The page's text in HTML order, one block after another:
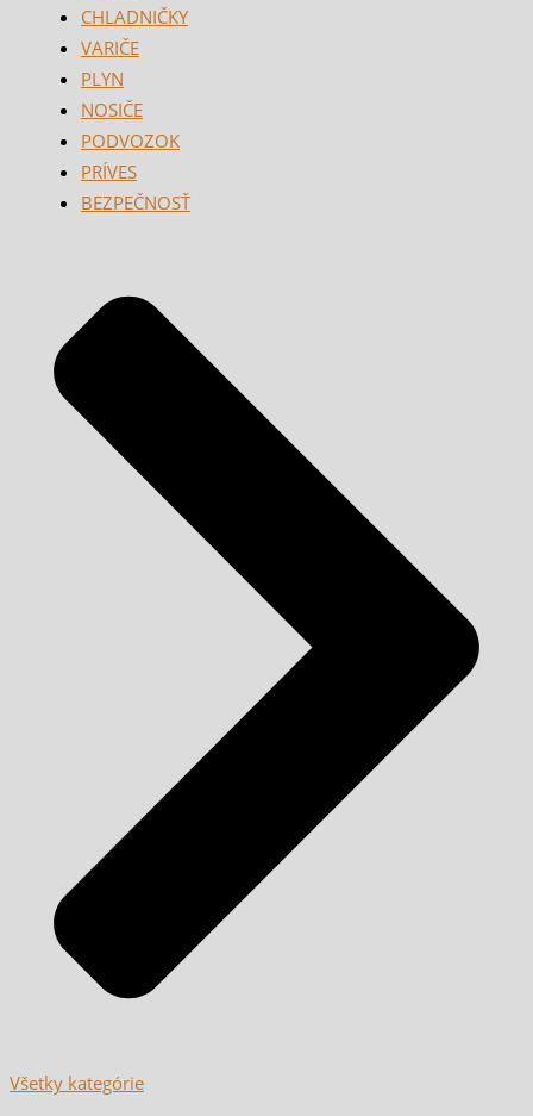
CHLADNIČKY
VARIČE
PLYN
NOSIČE
PODVOZOK
PRÍVES
BEZPEČNOSŤ
Všetky kategórie